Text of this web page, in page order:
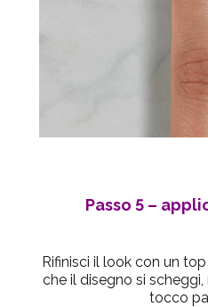
Passo 5 –
Rifinisci il look con un
che il disegno si
tocco